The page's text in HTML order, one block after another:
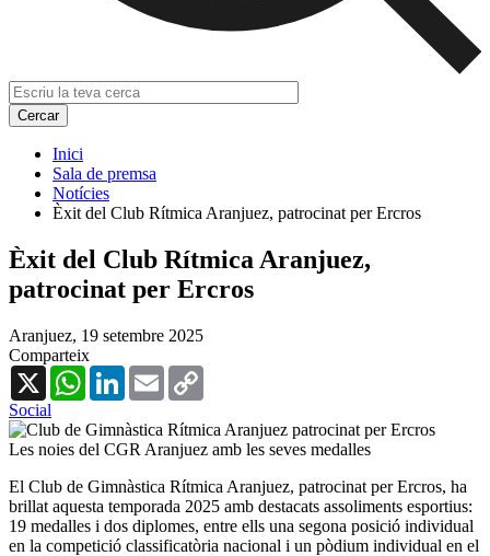
Inici
Sala de premsa
Notícies
Èxit del Club Rítmica Aranjuez, patrocinat per Ercros
Èxit del Club Rítmica Aranjuez,
patrocinat per Ercros
Aranjuez, 19 setembre 2025
Comparteix
X
WhatsAppLinkedInEmail
Social
Les noies del CGR Aranjuez amb les seves medalles
El Club de Gimnàstica Rítmica Aranjuez, patrocinat per Ercros, ha
brillat aquesta temporada 2025 amb destacats assoliments esportius:
19 medalles i dos diplomes, entre ells una segona posició individual
en la competició classificatòria nacional i un pòdium individual en el